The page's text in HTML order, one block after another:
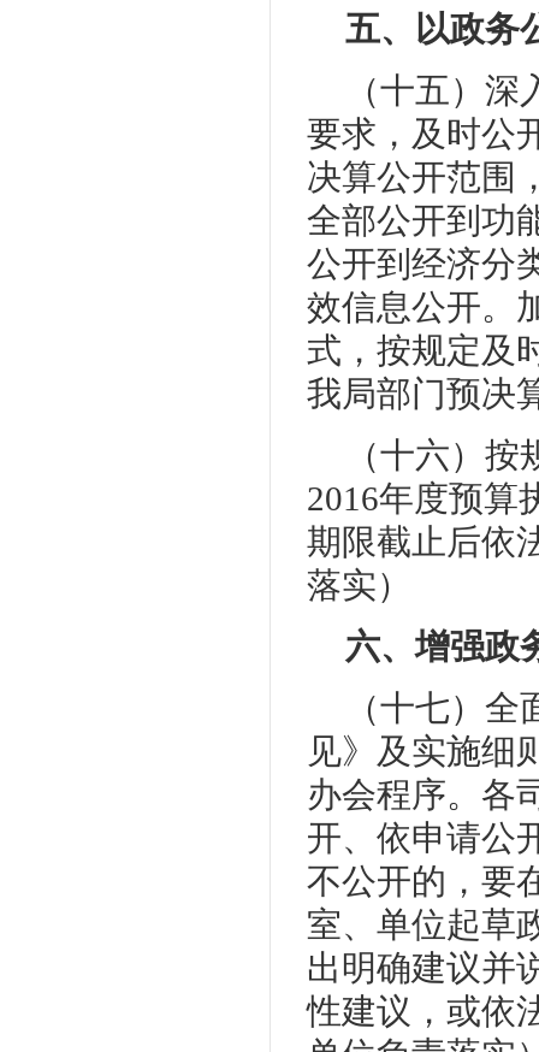
五、以政务
（十五）
要求，及时公
决算公开范围
全部公开到功
公开到经济分
效信息公开。
式，按规定及
我局部门预决
（十六）
2016年度预算
期限截止后依
落实）
六、增强政
（十七）
见》及实施细
办会程序。各
开、依申请公
不公开的，要
室、单位起草
出明确建议并
性建议，或依